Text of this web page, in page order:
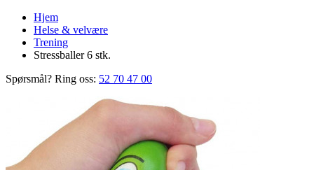
Hjem
Helse & velvære
Trening
Stressballer 6 stk.
Spørsmål? Ring oss: 52 70 47 00